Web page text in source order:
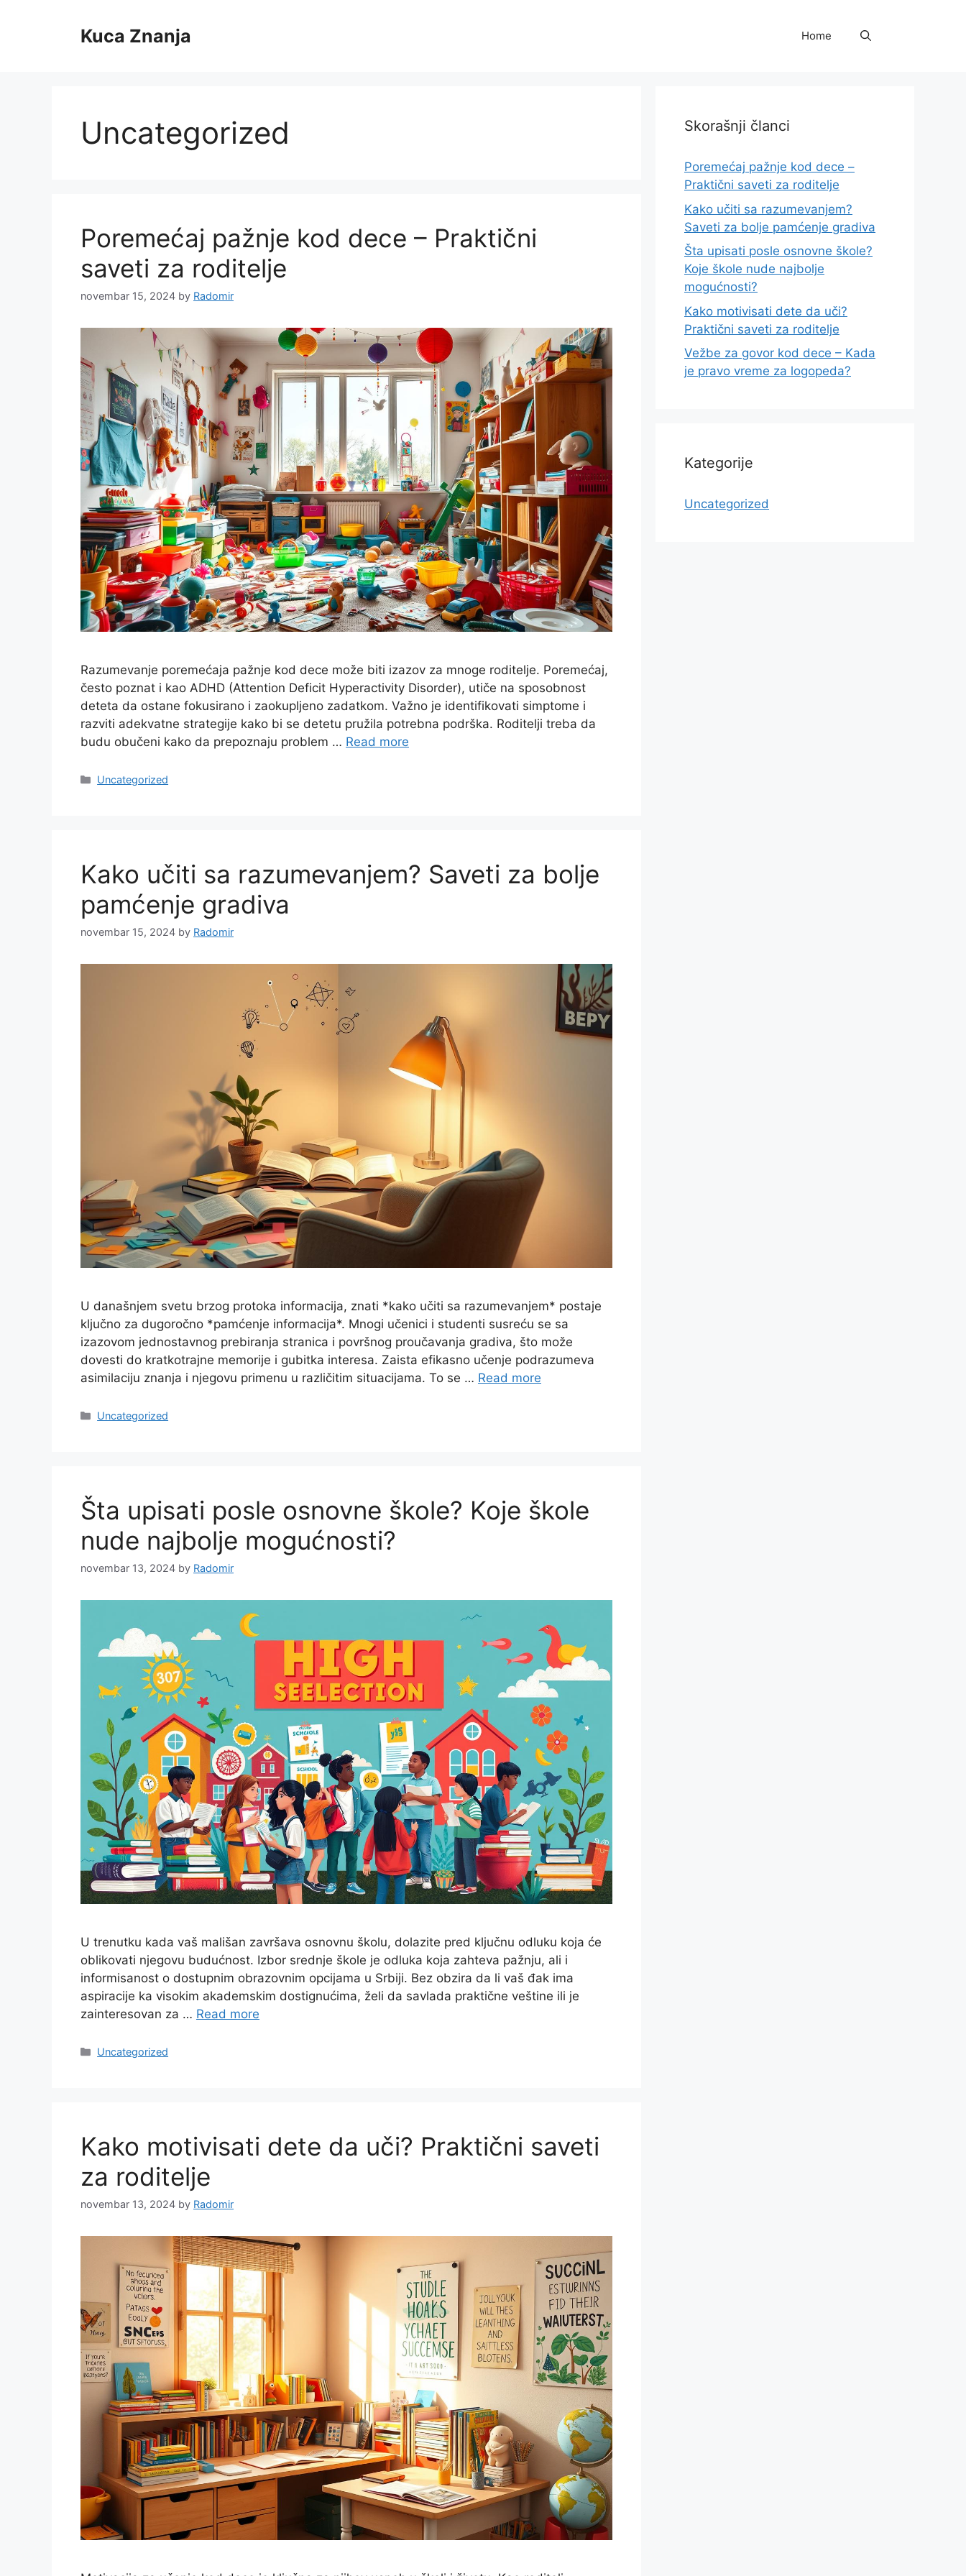
Kuca Znanja Home
Uncategorized
Poremećaj pažnje kod dece – Praktični
saveti za roditelje
novembar 15, 2024 by Radomir
Razumevanje poremećaja pažnje kod dece može biti izazov za mnoge roditelje. Poremećaj,
često poznat i kao ADHD (Attention Deficit Hyperactivity Disorder), utiče na sposobnost
deteta da ostane fokusirano i zaokupljeno zadatkom. Važno je identifikovati simptome i
razviti adekvatne strategije kako bi se detetu pružila potrebna podrška. Roditelji treba da
budu obučeni kako da prepoznaju problem … Read more
Categories
Uncategorized
Kako učiti sa razumevanjem? Saveti za bolje
pamćenje gradiva
novembar 15, 2024 by Radomir
U današnjem svetu brzog protoka informacija, znati *kako učiti sa razumevanjem* postaje
ključno za dugoročno *pamćenje informacija*. Mnogi učenici i studenti susreću se sa
izazovom jednostavnog prebiranja stranica i površnog proučavanja gradiva, što može
dovesti do kratkotrajne memorije i gubitka interesa. Zaista efikasno učenje podrazumeva
asimilaciju znanja i njegovu primenu u različitim situacijama. To se … Read more
Categories
Uncategorized
Šta upisati posle osnovne škole? Koje škole
nude najbolje mogućnosti?
novembar 13, 2024 by Radomir
U trenutku kada vaš mališan završava osnovnu školu, dolazite pred ključnu odluku koja će
oblikovati njegovu budućnost. Izbor srednje škole je odluka koja zahteva pažnju, ali i
informisanost o dostupnim obrazovnim opcijama u Srbiji. Bez obzira da li vaš đak ima
aspiracije ka visokim akademskim dostignućima, želi da savlada praktične veštine ili je
zainteresovan za … Read more
Categories
Uncategorized
Kako motivisati dete da uči? Praktični saveti
za roditelje
novembar 13, 2024 by Radomir
Skorašnji članci
Poremećaj pažnje kod dece –
Praktični saveti za roditelje
Kako učiti sa razumevanjem?
Saveti za bolje pamćenje gradiva
Šta upisati posle osnovne škole?
Koje škole nude najbolje
mogućnosti?
Kako motivisati dete da uči?
Praktični saveti za roditelje
Vežbe za govor kod dece – Kada
je pravo vreme za logopeda?
Kategorije
Uncategorized